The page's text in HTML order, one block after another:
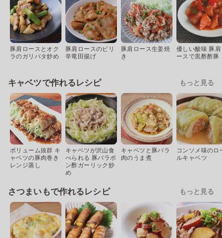
豚肩ロースとオク
ラのガリバタ炒め
豚肩ロースのピリ
辛竜田揚げ
豚肩ロース生姜焼
き
優しい酸味 豚
ースで黒酢酢豚
キャベツで作れるレシピ もっと見る
ボリューム抜群 キ
ャベツの豚肉巻き
レンジ蒸し
キャベツが沢山食
べられる 豚バラポ
ン酢ガーリック炒
め
キャベツと豚バラ
肉のうま煮
コンソメ味のロ
ルキャベツ
さつまいもで作れるレシピ もっと見る